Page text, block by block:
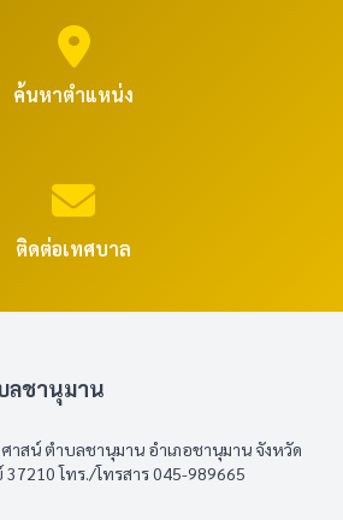
ค้นหาตำแหน่ง
ติดต่อเทศบาล
ลชานุมาน
สน์ ตำบลชานุมาน อำเภอชานุมาน จังหวัด
โทร./โทรสาร 045-989665